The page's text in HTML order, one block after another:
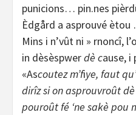
punicions… pin.nes
Èdgård a asprouvé
Mins i n’vût ni » rnoncî,
in dèsèspwerdè cause, i
«Ascoutez m’fiye, faut
dirîz si on asprouvroût
pouroût fé ‘ne sakè pou